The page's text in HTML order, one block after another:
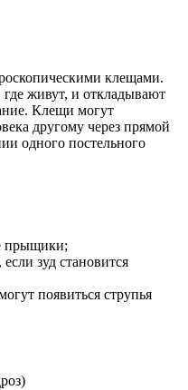
клещами.
живут, и откладывают
Клещи могут
другому через прямой
одного постельного
прыщики;
зуд становится
появиться струпья